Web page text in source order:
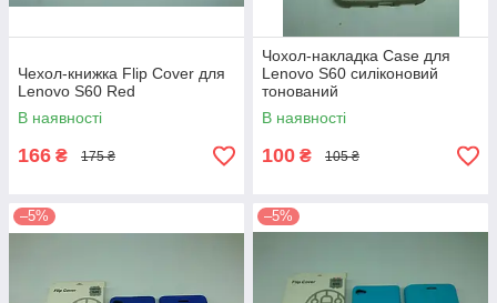
Чехол-книжка Flip Cover для
Lenovo S60 Red
В наявності
166 ₴ 175 ₴
Чохол-накладка Case для
Lenovo S60 силіконовий
тонований
В наявності
100 ₴ 105 ₴
–5% –5%